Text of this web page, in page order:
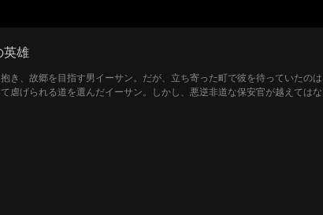
英雄
き、故郷を目指す男イーサン。だが、立ち寄った町で彼を待っていたの
虐げられる道を選んだイーサン。しかし、悪逆非道な保安官が越えて